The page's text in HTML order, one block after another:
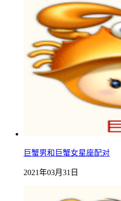
巨蟹男和巨蟹女星座配对
2021年03月31日